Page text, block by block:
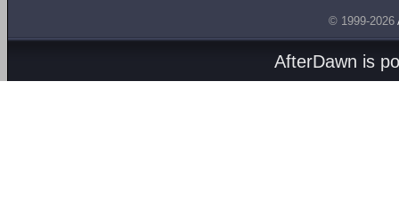
© 1999-2026
AfterDawn is